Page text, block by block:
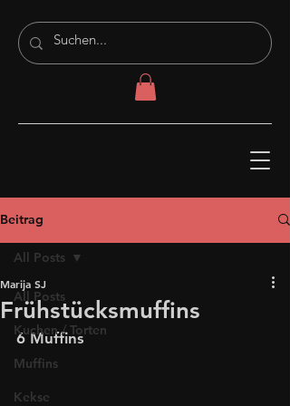
Beitrag
All Posts
Kuchen / Torten
Muffins
Kekse
All Posts
Frühstücksmuffins
Marija SJ
6 Muffins